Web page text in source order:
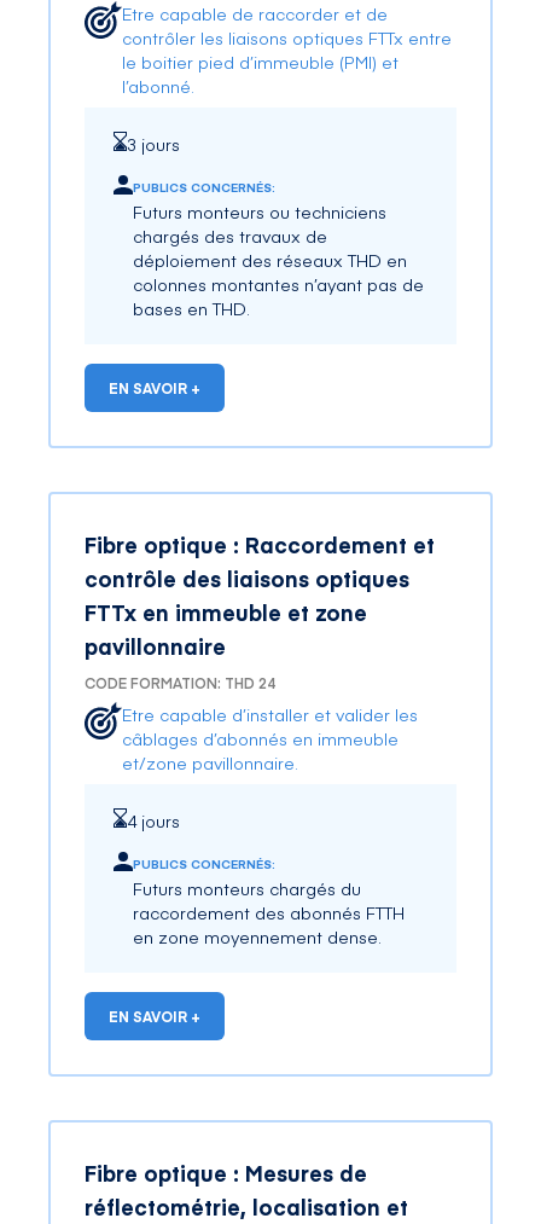
Etre capable de raccorder et de
contrôler les liaisons optiques FTTx entre
le boitier pied d’immeuble (PMI) et
l’abonné.
3 jours
PUBLICS CONCERNÉS:
Futurs monteurs ou techniciens
chargés des travaux de
déploiement des réseaux THD en
colonnes montantes n’ayant pas de
bases en THD.
EN SAVOIR +
Fibre optique : Raccordement et
contrôle des liaisons optiques
FTTx en immeuble et zone
pavillonnaire
CODE FORMATION: THD 24
Etre capable d’installer et valider les
câblages d’abonnés en immeuble
et/zone pavillonnaire.
4 jours
PUBLICS CONCERNÉS:
Futurs monteurs chargés du
raccordement des abonnés FTTH
en zone moyennement dense.
EN SAVOIR +
Fibre optique : Mesures de
réflectométrie, localisation et